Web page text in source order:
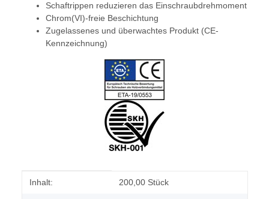
Schaftrippen reduzieren das Einschraubdrehmoment
Chrom(VI)-freie Beschichtung
Zugelassenes und überwachtes Produkt (CE-
Kennzeichnung)
Produkteigenschaft
Wert
Inhalt: 200,00 Stück